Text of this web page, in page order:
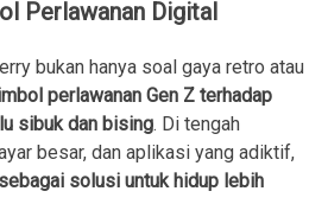
Perlawanan Digital
bukan hanya soal gaya retro atau
perlawanan Gen Z terhadap
sibuk dan bising. Di tengah
besar, dan aplikasi yang adiktif,
solusi untuk hidup lebih